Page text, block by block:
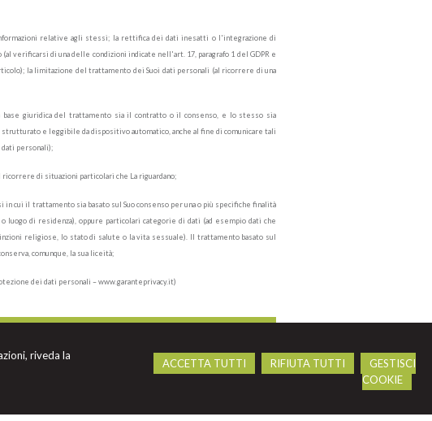
riveda la
ACCETTA TUTTI RIFIUTA TUTTI
GESTISCI
COOKIE
relative agli stessi; la rettifica dei dati inesatti o l'integrazione di
verificarsi di una delle condizioni indicate nell'art. 17, paragrafo 1 del GDPR e
la limitazione del trattamento dei Suoi dati personali (al ricorrere di una
giuridica del trattamento sia il contratto o il consenso, e lo stesso sia
e leggibile da dispositivo automatico, anche al fine di comunicare tali
personali);
di situazioni particolari che La riguardano;
cui il trattamento sia basato sul Suo consenso per una o più specifiche finalità
luogo di residenza), oppure particolari categorie di dati (ad esempio dati che
religiose, lo stato di salute o la vita sessuale). Il trattamento basato sul
comunque, la sua liceità;
dei dati personali – www.garanteprivacy.it)